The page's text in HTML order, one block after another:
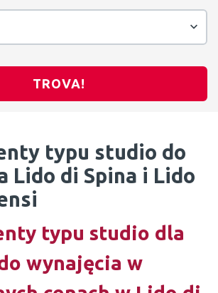
TROVA!
typu studio do
Lido di Spina i Lido
typu studio dla
wynajęcia w